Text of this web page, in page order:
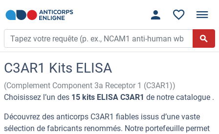
C3AR1 Kits ELISA
(Complement Component 3a Receptor 1 (C3AR1))
Choisissez l’un des 15 kits ELISA C3AR1 de notre catalogue .
Découvrez des anticorps C3AR1 fiables issus d’une vaste
sélection de fabricants renommés. Notre portefeuille permet